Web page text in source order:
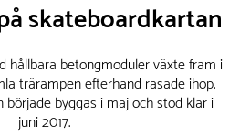
skateboardkartan
hållbara betongmoduler växte fram i
trärampen efterhand rasade ihop.
började byggas i maj och stod klar i
juni 2017.